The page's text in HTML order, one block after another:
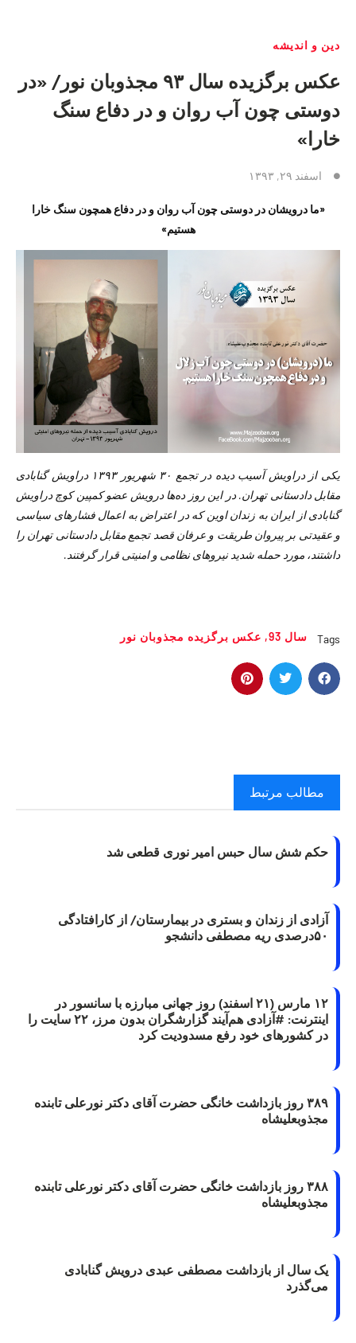
دین و اندیشه
عکس برگزیده سال ۹۳ مجذوبان نور/ «در
دوستی چون آب روان و در دفاع سنگ
خارا»
اسفند ۲۹, ۱۳۹۳
«ما درویشان در دوستی چون آب روان و در دفاع همچون سنگ خارا
هستیم»
یکى از دراویش آسیب دیده در تجمع ٣٠ شهریور ١٣٩٣ دراویش گنابادى
مقابل دادستانى تهران. در این روز ده‌ها درویش عضو کمپین کوچ دراویش
گنابادى از ایران به زندان اوین که در اعتراض به اعمال فشارهاى سیاسی
و عقیدتى بر پیروان طریقت و عرفان قصد تجمع مقابل دادستانى تهران را
داشتند، مورد حمله شدید نیروهاى نظامى و امنیتى قرار گرفتند.
Tags سال 93 , عکس برگزیده مجذوبان نور
مطالب مرتبط
حکم شش سال حبس امیر نوری قطعی شد
آزادی از زندان و بستری در بیمارستان/ از کارافتادگی
۵۰درصدی ریه مصطفی دانشجو
۱۲ مارس (۲۱ اسفند) روز جهانی مبارزه با سانسور در
اینترنت: #آزادی هم‌آیند گزارشگران‌ بدون مرز، ۲۲ سایت را
در کشورهای خود رفع مسدودیت کرد
۳۸۹ روز بازداشت خانگی حضرت آقای دکتر نورعلی تابنده
مجذوبعلیشاه
۳۸۸ روز بازداشت خانگی حضرت آقای دکتر نورعلی تابنده
مجذوبعلیشاه
یک سال از بازداشت مصطفی عبدی درویش گنابادی
می‌گذرد